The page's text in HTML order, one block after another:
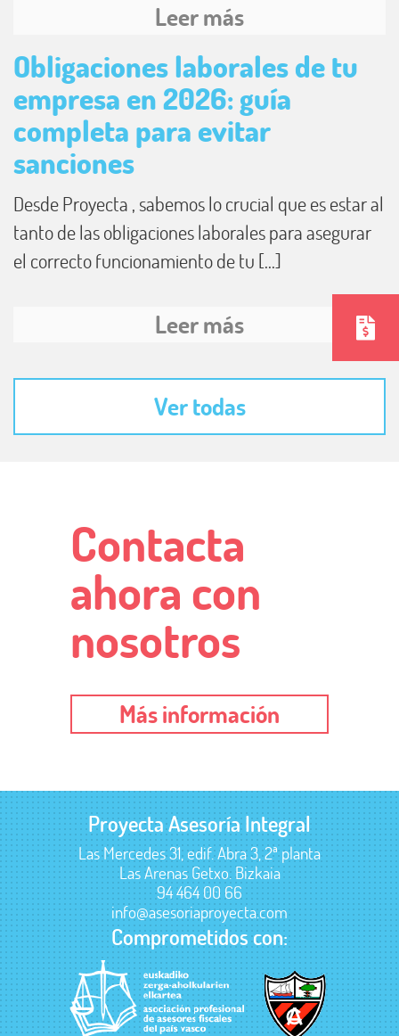
Leer más
Obligaciones laborales de tu
empresa en 2026: guía
completa para evitar
sanciones
Desde Proyecta , sabemos lo crucial que es estar al
tanto de las obligaciones laborales para asegurar
el correcto funcionamiento de tu [...]
Leer más
Ver todas
Contacta
ahora con
nosotros
Más información
Proyecta Asesoría Integral
Las Mercedes 31, edif. Abra 3, 2ª planta
Las Arenas Getxo. Bizkaia
94 464 00 66
info@asesoriaproyecta.com
Comprometidos con: